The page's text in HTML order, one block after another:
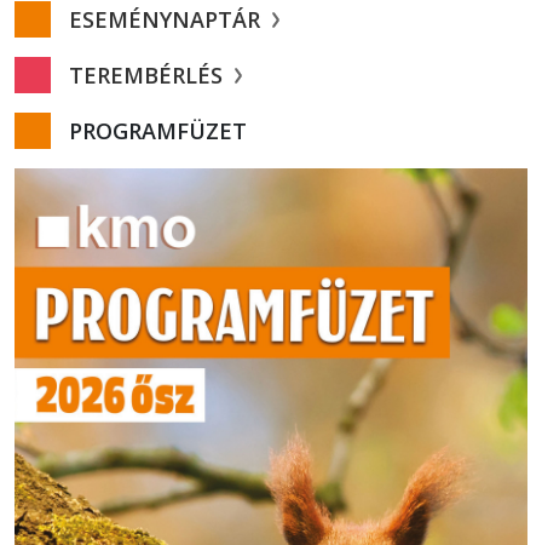
ESEMÉNYNAPTÁR
TEREMBÉRLÉS
PROGRAMFÜZET